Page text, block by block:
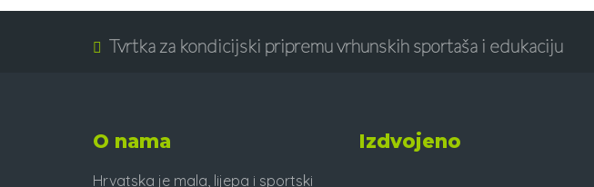
Tvrtka za kondicijski pripremu vrhunskih sportaša i edukaciju
O nama
Hrvatska je mala, lijepa i sportski
Izdvojeno